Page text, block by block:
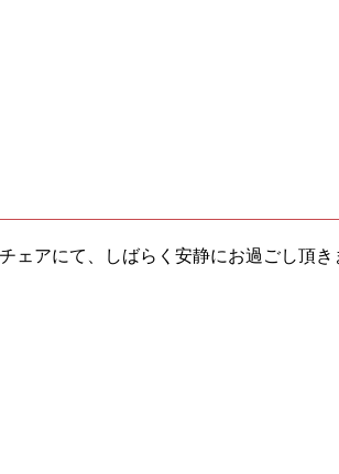
ェアにて、しばらく安静にお過ごし頂き